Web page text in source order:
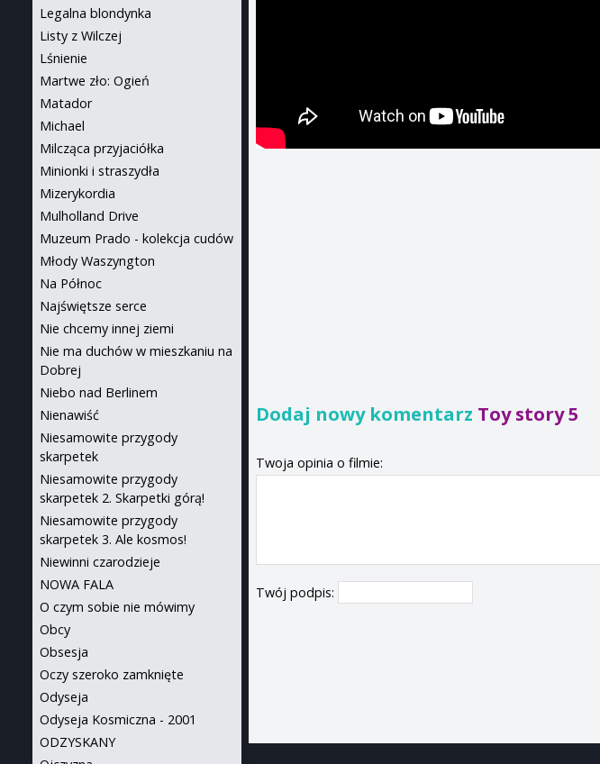
Dodaj nowy komentarz Toy story 5
Twoja opinia o filmie:
Twój podpis:
Legalna blondynka
Listy z Wilczej
Lśnienie
Martwe zło: Ogień
Matador
Michael
Milcząca przyjaciółka
Minionki i straszydła
Mizerykordia
Mulholland Drive
Muzeum Prado - kolekcja cudów
Młody Waszyngton
Na Północ
Najświętsze serce
Nie chcemy innej ziemi
Nie ma duchów w mieszkaniu na
Dobrej
Niebo nad Berlinem
Nienawiść
Niesamowite przygody
skarpetek
Niesamowite przygody
skarpetek 2. Skarpetki górą!
Niesamowite przygody
skarpetek 3. Ale kosmos!
Niewinni czarodzieje
NOWA FALA
O czym sobie nie mówimy
Obcy
Obsesja
Oczy szeroko zamknięte
Odyseja
Odyseja Kosmiczna - 2001
ODZYSKANY